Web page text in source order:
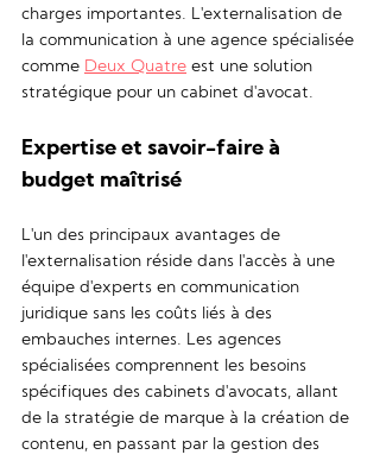
charges importantes. L'externalisation de
la communication à une agence spécialisée
comme Deux Quatre est une solution
stratégique pour un cabinet d'avocat.
Expertise et savoir-faire à
budget maîtrisé
L'un des principaux avantages de
l'externalisation réside dans l'accès à une
équipe d'experts en communication
juridique sans les coûts liés à des
embauches internes. Les agences
spécialisées comprennent les besoins
spécifiques des cabinets d'avocats, allant
de la stratégie de marque à la création de
contenu, en passant par la gestion des